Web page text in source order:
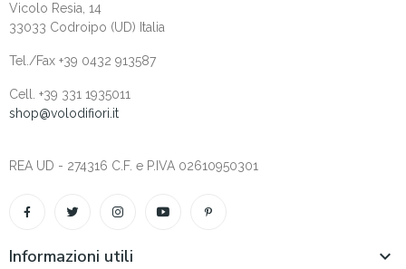
Vicolo Resia, 14
33033 Codroipo (UD) Italia
Tel./Fax +39 0432 913587
Cell. +‎39 331 1935011
shop@volodifiori.it
REA UD - 274316 C.F. e P.IVA 02610950301
Informazioni utili 